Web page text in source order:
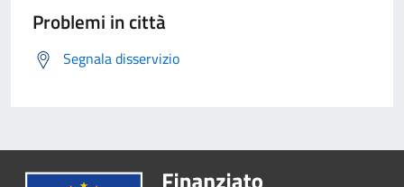
Problemi in città
Segnala disservizio